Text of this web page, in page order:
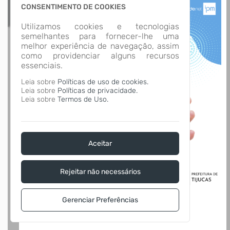
CONSENTIMENTO DE COOKIES
Utilizamos cookies e tecnologias
semelhantes para fornecer-lhe uma
melhor experiência de navegação, assim
como providenciar alguns recursos
essenciais.
Leia sobre Políticas de uso de cookies.
Leia sobre Políticas de privacidade.
Leia sobre Termos de Uso.
Aceitar
Rejeitar não necessários
Gerenciar Preferências